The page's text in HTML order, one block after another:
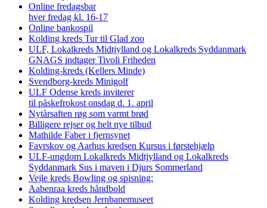
Online fredagsbar
hver fredag kl. 16-17
Online bankospil
Kolding kreds Tur til Glad zoo
ULF, Lokalkreds Midtjylland og Lokalkreds Syddanmark
GNAGS indtager Tivoli Friheden
Kolding-kreds (Kellers Minde)
Svendborg-kreds Minigolf
ULF Odense kreds inviterer
til påskefrokost onsdag d. 1. april
Nytårsaften røg som varmt brød
Billigere rejser og helt nye tilbud
Mathilde Faber i fjernsynet
Favrskov og Aarhus kredsen Kursus i førstehjælp
ULF-ungdom Lokalkreds Midtjylland og Lokalkreds
Syddanmark Sus i maven i Djurs Sommerland
Vejle kreds Bowling og spisning:
Aabenraa kreds håndbold
Kolding kredsen Jernbanemuseet